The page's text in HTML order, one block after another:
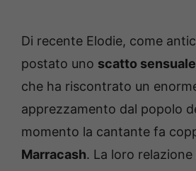
Di recente Elodie, come
postato uno scatto
che ha riscontrato un
apprezzamento dal popolo
momento la cantante fa
Marracash. La loro relazione